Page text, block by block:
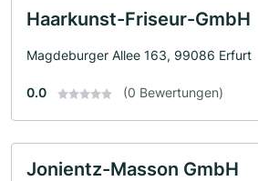
Haarkunst-Friseur-GmbH
Magdeburger Allee 163, 99086 Erfurt
0.0 (0 Bewertungen)
Jonientz-Masson GmbH